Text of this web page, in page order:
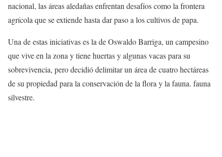
nacional, las áreas aledañas enfrentan desafíos como la frontera
agrícola que se extiende hasta dar paso a los cultivos de papa.
Una de estas iniciativas es la de Oswaldo Barriga, un campesino
que vive en la zona y tiene huertas y algunas vacas para su
sobrevivencia, pero decidió delimitar un área de cuatro hectáreas
de su propiedad para la conservación de la flora y la fauna. fauna
silvestre.